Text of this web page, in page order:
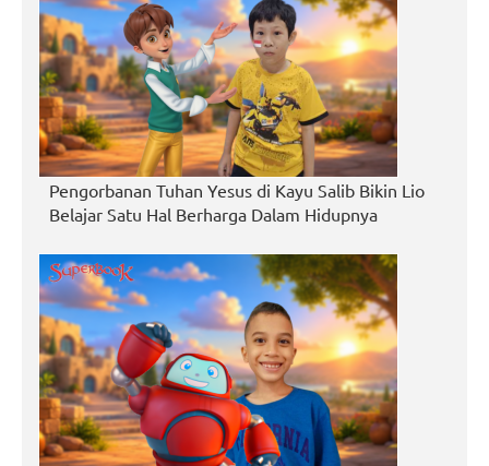
Pengorbanan Tuhan Yesus di Kayu Salib Bikin Lio
Belajar Satu Hal Berharga Dalam Hidupnya